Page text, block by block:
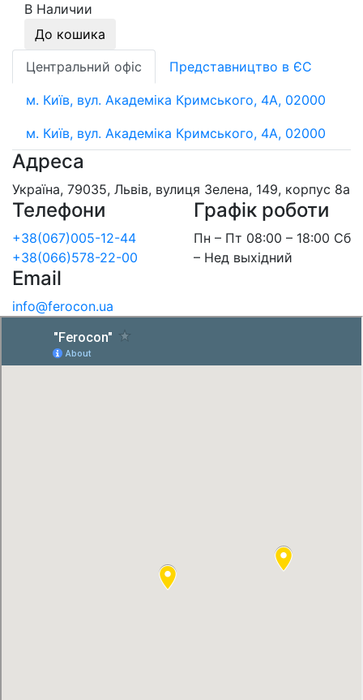
В Наличии
До кошика
Центральний офіс
Представництво в ЄС
м. Київ, вул. Академіка Кримського, 4А, 02000
м. Київ, вул. Академіка Кримського, 4А, 02000
Адреса
Україна, 79035, Львів, вулиця Зелена, 149, корпус 8а
Телефони
+38(067)005-12-44
+38(066)578-22-00
Графік роботи
Пн – Пт 08:00 – 18:00 Сб
– Нед выхідний
Email
info@ferocon.ua